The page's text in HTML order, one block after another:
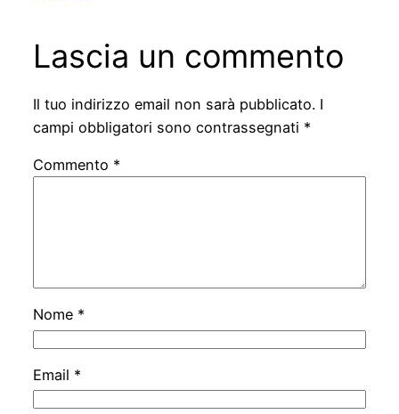
Lascia un commento
Il tuo indirizzo email non sarà pubblicato. I
campi obbligatori sono contrassegnati *
Commento *
Nome *
Email *